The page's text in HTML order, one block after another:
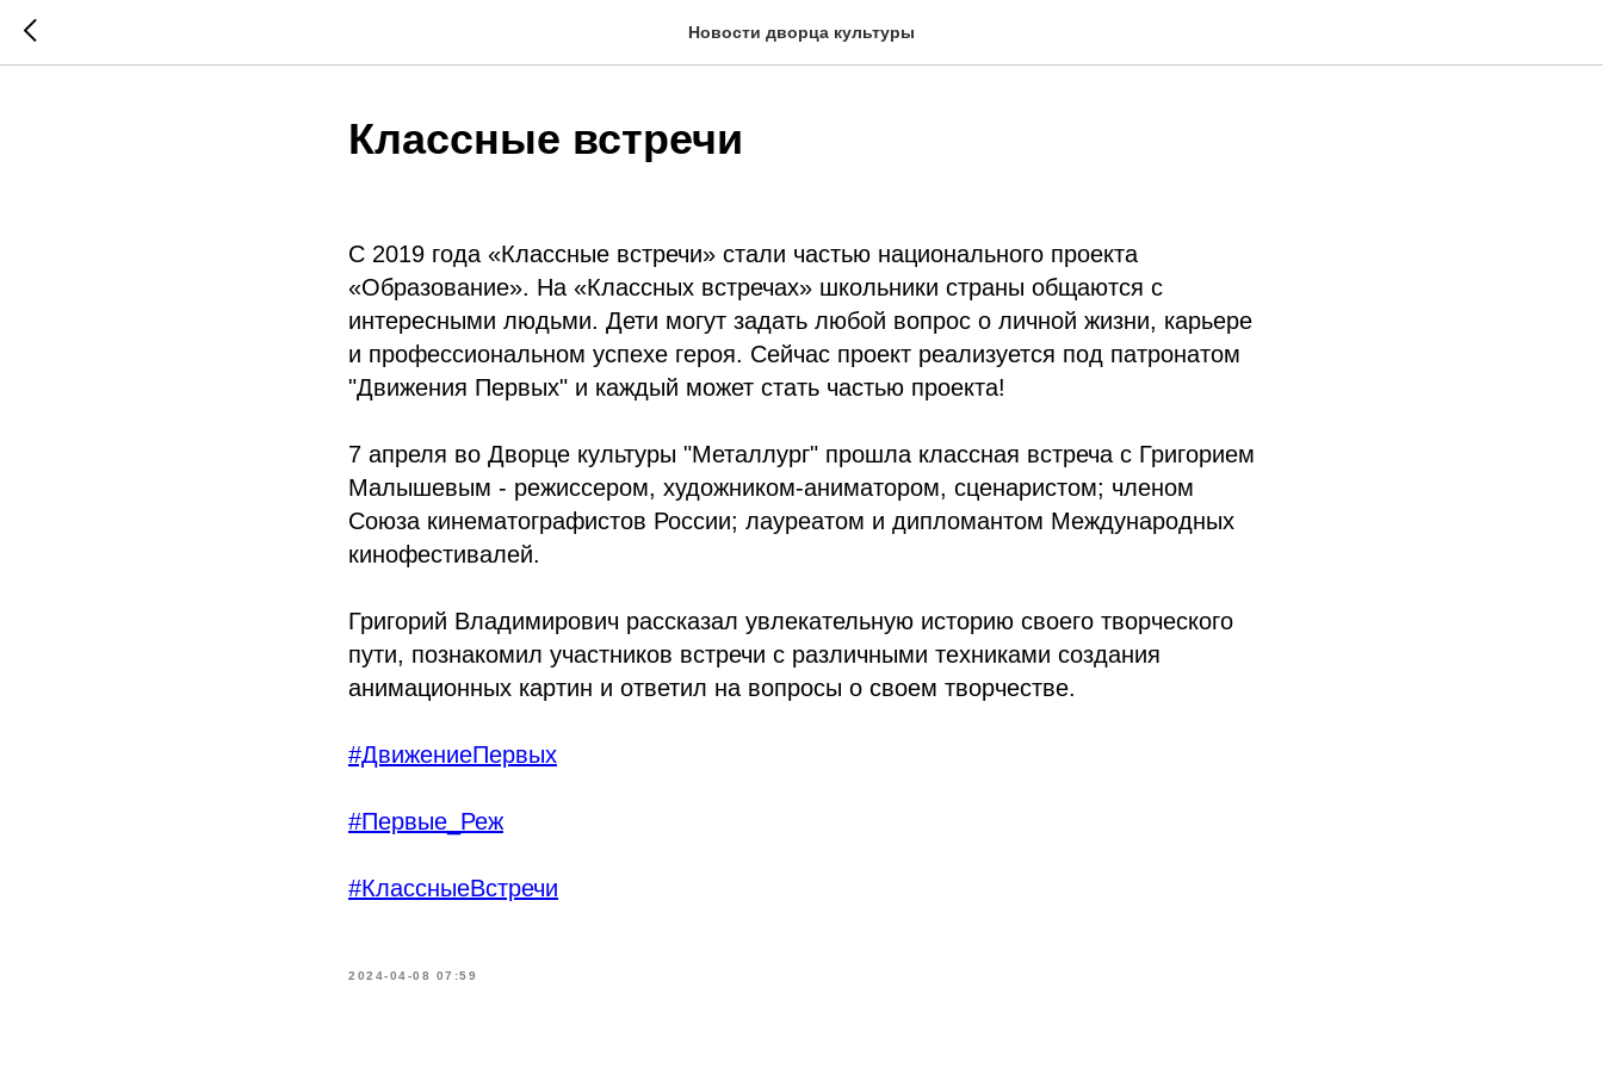
Новости дворца культуры
Классные встречи
С 2019 года «Классные встречи» стали частью национального проекта
«Образование». На «Классных встречах» школьники страны общаются с
интересными людьми. Дети могут задать любой вопрос о личной жизни, карьере
и профессиональном успехе героя. Сейчас проект реализуется под патронатом
"Движения Первых" и каждый может стать частью проекта!
7 апреля во Дворце культуры "Металлург" прошла классная встреча с Григорием
Малышевым - режиссером, художником-аниматором, сценаристом; членом
Союза кинематографистов России; лауреатом и дипломантом Международных
кинофестивалей.
Григорий Владимирович рассказал увлекательную историю своего творческого
пути, познакомил участников встречи с различными техниками создания
анимационных картин и ответил на вопросы о своем творчестве.
#ДвижениеПервых
#Первые_Реж
#КлассныеВстречи
2024-04-08 07:59